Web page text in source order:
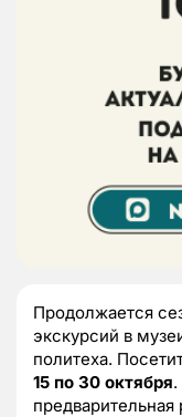
Продолжается
экскурсий в
политеха.
15 по 30 октября
предварительная